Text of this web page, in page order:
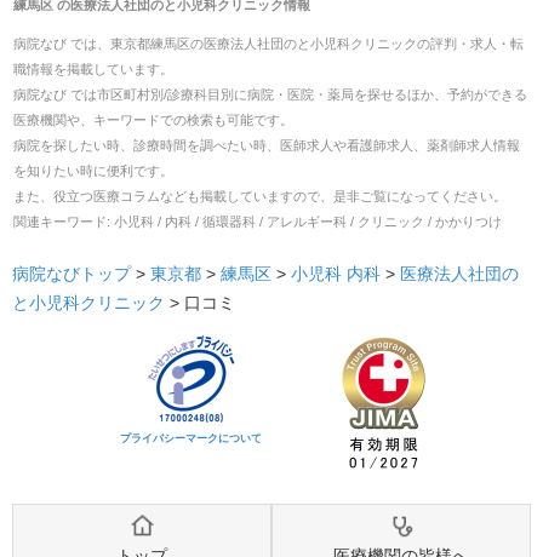
練馬区 の医療法人社団のと小児科クリニック情報
病院なび では、 東京都練馬区の医療法人社団のと小児科クリニックの評判・求人・転
職情報を掲載しています。
病院なび では市区町村別/診療科目別に病院・医院・薬局を探せるほか、予約ができる
医療機関や、キーワードでの検索も可能です。
病院を探したい時、診療時間を調べたい時、医師求人や看護師求人、薬剤師求人情報
を知りたい時に便利です。
また、役立つ医療コラムなども掲載していますので、是非ご覧になってください。
関連キーワード: 小児科 / 内科 / 循環器科 / アレルギー科 / クリニック / かかりつけ
病院なびトップ > 東京都 > 練馬区 > 小児科 内科 > 医療法人社団の
と小児科クリニック > 口コミ
プライバシーマークについて